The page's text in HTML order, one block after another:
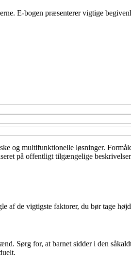
E-bogen præsenterer vigtige
og multifunktionelle løsninger.
på offentligt tilgængelige
af de vigtigste faktorer, du bør tage
Sørg for, at barnet sidder i den